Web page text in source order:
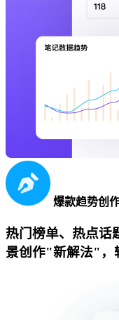
爆款趋势创
热门榜单、热点话
景创作"新解法"，